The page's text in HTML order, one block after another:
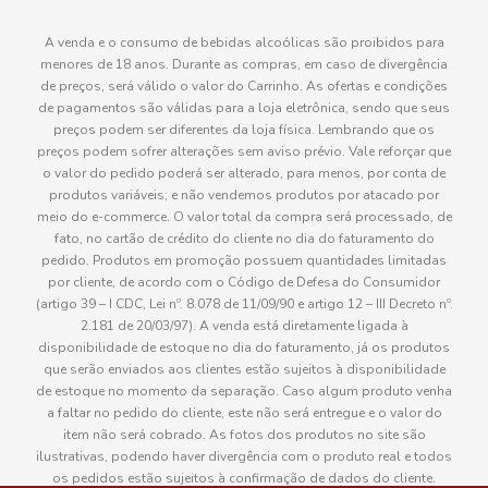
A venda e o consumo de bebidas alcoólicas são proibidos para
menores de 18 anos. Durante as compras, em caso de divergência
de preços, será válido o valor do Carrinho. As ofertas e condições
de pagamentos são válidas para a loja eletrônica, sendo que seus
preços podem ser diferentes da loja física. Lembrando que os
preços podem sofrer alterações sem aviso prévio. Vale reforçar que
o valor do pedido poderá ser alterado, para menos, por conta de
produtos variáveis; e não vendemos produtos por atacado por
meio do e-commerce. O valor total da compra será processado, de
fato, no cartão de crédito do cliente no dia do faturamento do
pedido. Produtos em promoção possuem quantidades limitadas
por cliente, de acordo com o Código de Defesa do Consumidor
(artigo 39 – I CDC, Lei nº. 8.078 de 11/09/90 e artigo 12 – III Decreto nº.
2.181 de 20/03/97). A venda está diretamente ligada à
disponibilidade de estoque no dia do faturamento, já os produtos
que serão enviados aos clientes estão sujeitos à disponibilidade
de estoque no momento da separação. Caso algum produto venha
a faltar no pedido do cliente, este não será entregue e o valor do
item não será cobrado. As fotos dos produtos no site são
ilustrativas, podendo haver divergência com o produto real e todos
os pedidos estão sujeitos à confirmação de dados do cliente.